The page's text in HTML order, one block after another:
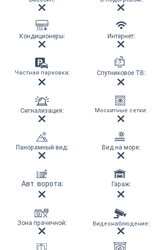
Кондиционеры:
Частная парковка:
Сигнализация:
Панорамный вид:
Авт. ворота:
Зона прачечной:
Интернет:
Спутниковое ТВ:
Москитные сетки:
Вид на море:
Гараж:
Видеонаблюдение: